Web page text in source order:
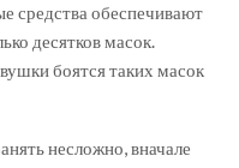
средства обеспечивают
десятков масок.
боятся таких масок
несложно, вначале